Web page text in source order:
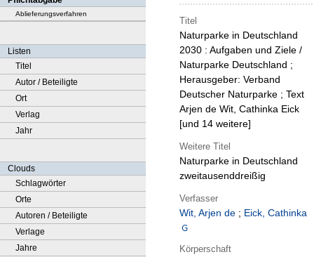
Ablieferungsverfahren
Listen
Titel
Autor / Beteiligte
Ort
Verlag
Jahr
Clouds
Schlagwörter
Orte
Autoren / Beteiligte
Verlage
Jahre
Titel
Naturparke in Deutschland
2030 : Aufgaben und Ziele /
Naturparke Deutschland ;
Herausgeber: Verband
Deutscher Naturparke ; Text
Arjen de Wit, Cathinka Eick
[und 14 weitere]
Weitere Titel
Naturparke in Deutschland
zweitausenddreißig
Verfasser
Wit, Arjen de ; Eick, Cathinka
Körperschaft